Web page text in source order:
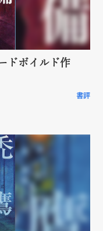
ドボイルド作
書評